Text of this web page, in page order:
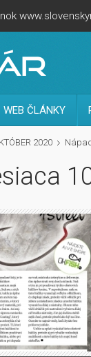
WEB ČLÁNKY
2020